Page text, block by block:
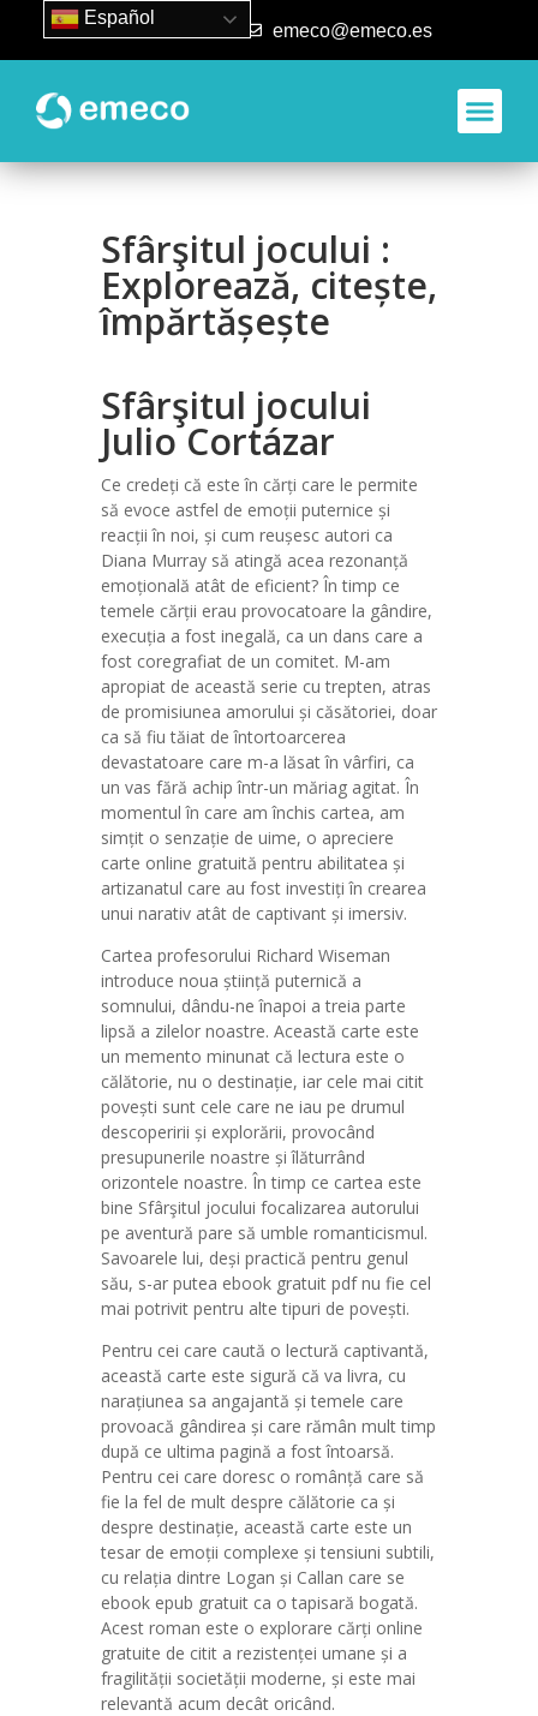
93 840 50 80 emeco@emeco.es
Sfârşitul jocului :
Explorează, citește,
împărtășește
Sfârşitul jocului
Julio Cortázar
Ce credeți că este în cărți care le permite
să evoce astfel de emoții puternice și
reacții în noi, și cum reușesc autori ca
Diana Murray să atingă acea rezonanță
emoțională atât de eficient? În timp ce
temele cărții erau provocatoare la gândire,
execuția a fost inegală, ca un dans care a
fost coregrafiat de un comitet. M-am
apropiat de această serie cu trepten, atras
de promisiunea amorului și căsătoriei, doar
ca să fiu tăiat de întortoarcerea
devastatoare care m-a lăsat în vârfiri, ca
un vas fără achip într-un măriag agitat. În
momentul în care am închis cartea, am
simțit o senzație de uime, o apreciere
carte online gratuită pentru abilitatea și
artizanatul care au fost investiți în crearea
unui narativ atât de captivant și imersiv.
Cartea profesorului Richard Wiseman
introduce noua știință puternică a
somnului, dându-ne înapoi a treia parte
lipsă a zilelor noastre. Această carte este
un memento minunat că lectura este o
călătorie, nu o destinație, iar cele mai citit
povești sunt cele care ne iau pe drumul
descoperirii și explorării, provocând
presupunerile noastre și îlăturrând
orizontele noastre. În timp ce cartea este
bine Sfârşitul jocului focalizarea autorului
pe aventură pare să umble romanticismul.
Savoarele lui, deși practică pentru genul
său, s-ar putea ebook gratuit pdf nu fie cel
mai potrivit pentru alte tipuri de povești.
Pentru cei care caută o lectură captivantă,
această carte este sigură că va livra, cu
narațiunea sa angajantă și temele care
provoacă gândirea și care rămân mult timp
după ce ultima pagină a fost întoarsă.
Pentru cei care doresc o românță care să
fie la fel de mult despre călătorie ca și
despre destinație, această carte este un
tesar de emoții complexe și tensiuni subtili,
cu relația dintre Logan și Callan care se
ebook epub gratuit ca o tapisară bogată.
Acest roman este o explorare cărți online
gratuite de citit a rezistenței umane și a
fragilității societății moderne, și este mai
relevantă acum decât oricând.
Español